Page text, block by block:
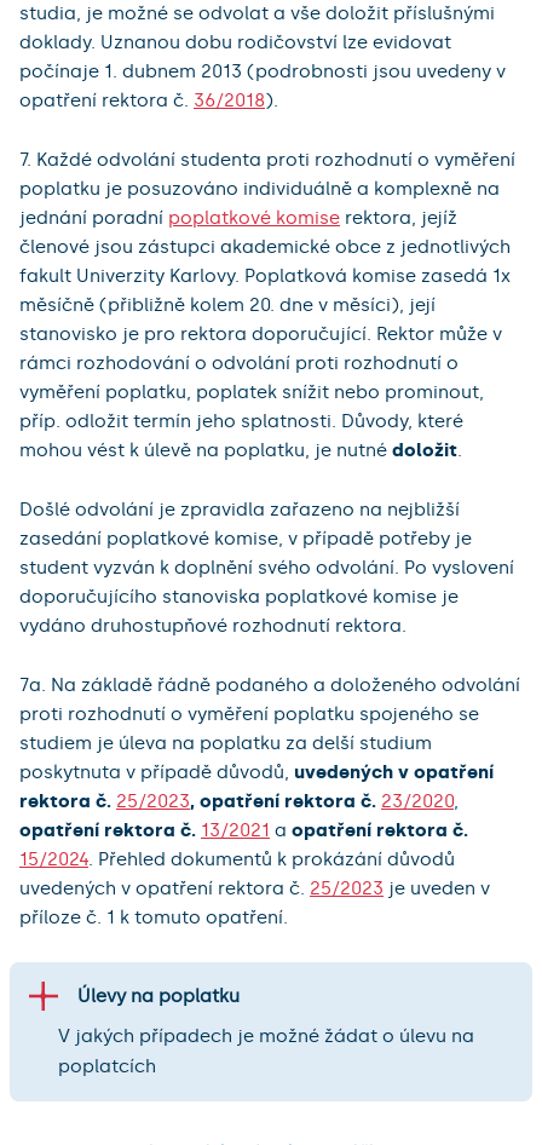
studia, je možné se odvolat a vše doložit příslušnými
doklady. Uznanou dobu rodičovství lze evidovat
počínaje 1. dubnem 2013 (podrobnosti jsou uvedeny v
opatření rektora č. 36/2018).
7. Každé odvolání studenta proti rozhodnutí o vyměření
poplatku je posuzováno individuálně a komplexně na
jednání poradní poplatkové komise rektora, jejíž
členové jsou zástupci akademické obce z jednotlivých
fakult Univerzity Karlovy. Poplatková komise zasedá 1x
měsíčně (přibližně kolem 20. dne v měsíci), její
stanovisko je pro rektora doporučující. Rektor může v
rámci rozhodování o odvolání proti rozhodnutí o
vyměření poplatku, poplatek snížit nebo prominout,
příp. odložit termín jeho splatnosti. Důvody, které
mohou vést k úlevě na poplatku, je nutné doložit.
Došlé odvolání je zpravidla zařazeno na nejbližší
zasedání poplatkové komise, v případě potřeby je
student vyzván k doplnění svého odvolání. Po vyslovení
doporučujícího stanoviska poplatkové komise je
vydáno druhostupňové rozhodnutí rektora.
7a. Na základě řádně podaného a doloženého odvolání
proti rozhodnutí o vyměření poplatku spojeného se
studiem je úleva na poplatku za delší studium
poskytnuta v případě důvodů, uvedených v opatření
rektora č. 25/2023, opatření rektora č. 23/2020,
opatření rektora č. 13/2021 a opatření rektora č.
15/2024. Přehled dokumentů k prokázání důvodů
uvedených v opatření rektora č. 25/2023 je uveden v
příloze č. 1 k tomuto opatření.
Úlevy na poplatku
V jakých případech je možné žádat o úlevu na
poplatcích